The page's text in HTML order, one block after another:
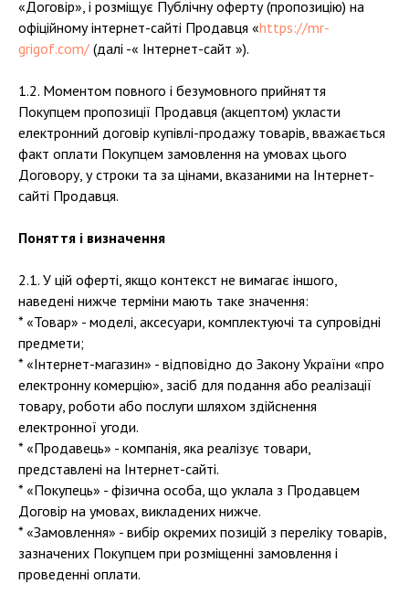
«Договір», і розміщує Публічну оферту (пропозицію) на
офіційному інтернет-сайті Продавця «https://mr-
grigof.com/ (далі -« Інтернет-сайт »).
1.2. Моментом повного і безумовного прийняття
Покупцем пропозиції Продавця (акцептом) укласти
електронний договір купівлі-продажу товарів, вважається
факт оплати Покупцем замовлення на умовах цього
Договору, у строки та за цінами, вказаними на Інтернет-
сайті Продавця.
Поняття і визначення
2.1. У цій оферті, якщо контекст не вимагає іншого,
наведені нижче терміни мають таке значення:
* «Товар» - моделі, аксесуари, комплектуючі та супровідні
предмети;
* «Інтернет-магазин» - відповідно до Закону України «про
електронну комерцію», засіб для подання або реалізації
товару, роботи або послуги шляхом здійснення
електронної угоди.
* «Продавець» - компанія, яка реалізує товари,
представлені на Інтернет-сайті.
* «Покупець» - фізична особа, що уклала з Продавцем
Договір на умовах, викладених нижче.
* «Замовлення» - вибір окремих позицій з переліку товарів,
зазначених Покупцем при розміщенні замовлення і
проведенні оплати.